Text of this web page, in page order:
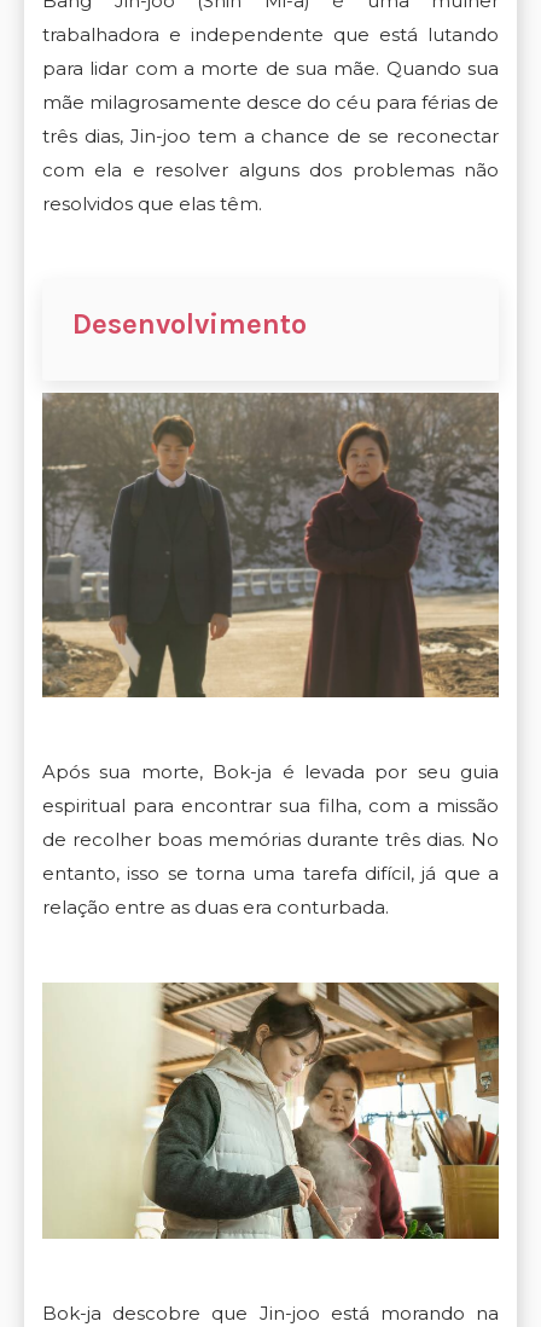
trabalhadora e independente que está lutando
para lidar com a morte de sua mãe. Quando sua
mãe milagrosamente desce do céu para férias de
três dias, Jin-joo tem a chance de se reconectar
com ela e resolver alguns dos problemas não
resolvidos que elas têm.
Desenvolvimento
Após sua morte, Bok-ja é levada por seu guia
espiritual para encontrar sua filha, com a missão
de recolher boas memórias durante três dias. No
entanto, isso se torna uma tarefa difícil, já que a
relação entre as duas era conturbada.
Bok-ja descobre que Jin-joo está morando na